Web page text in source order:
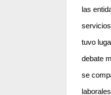
las
tuvo
debate
se